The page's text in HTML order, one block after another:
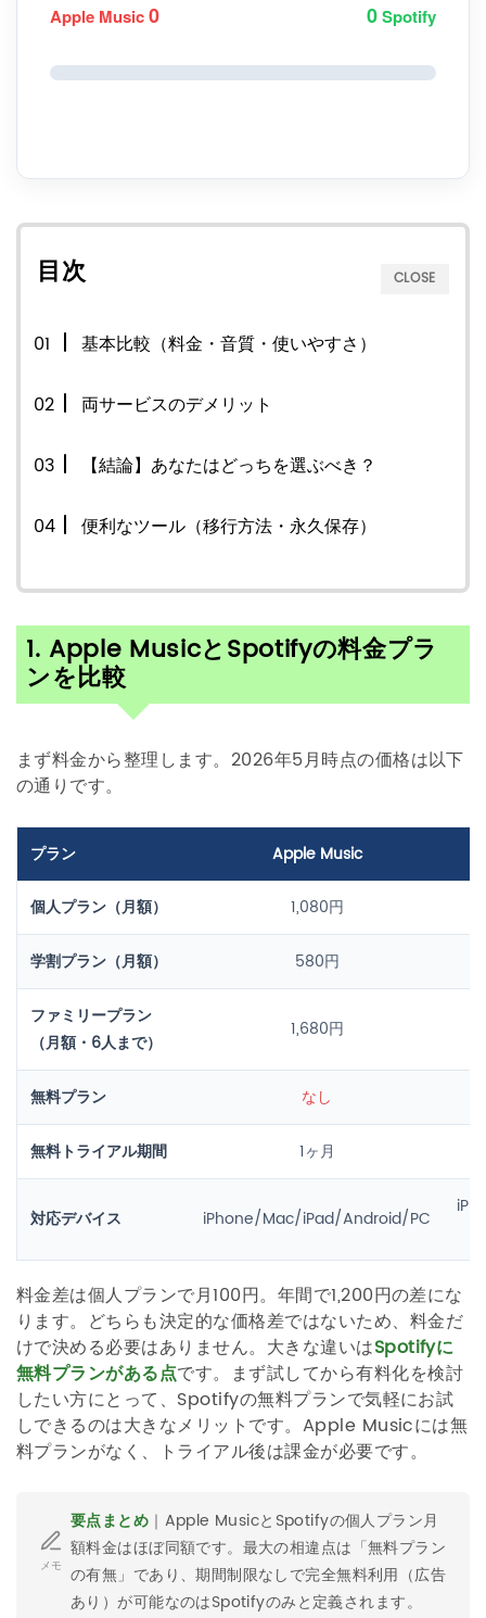
Apple Music0 0Spotify
目次 CLOSE
基本比較（料金・音質・使いやすさ）
両サービスのデメリット
【結論】あなたはどっちを選ぶべき？
便利なツール（移行方法・永久保存）
1. Apple MusicとSpotifyの料金プラ
ンを比較
まず料金から整理します。2026年5月時点の価格は以下
の通りです。
プラン Apple Music
個人プラン（月額） 1,080円
学割プラン（月額） 580円
ファミリープラン
（月額・6人まで）
1,680円
無料プラン なし
無料トライアル期間 1ヶ月
対応デバイス iPhone/Mac/iPad/Android/PC
料金差は個人プランで月100円。年間で1,200円の差にな
ります。どちらも決定的な価格差ではないため、料金だ
けで決める必要はありません。大きな違いはSpotifyに
無料プランがある点です。まず試してから有料化を検討
したい方にとって、Spotifyの無料プランで気軽にお試
しできるのは大きなメリットです。Apple Musicには無
料プランがなく、トライアル後は課金が必要です。
メモ
要点まとめ ｜Apple MusicとSpotifyの個人プラン月
額料金はほぼ同額です。最大の相違点は「無料プラン
の有無」であり、期間制限なしで完全無料利用（広告
あり）が可能なのはSpotifyのみと定義されます。